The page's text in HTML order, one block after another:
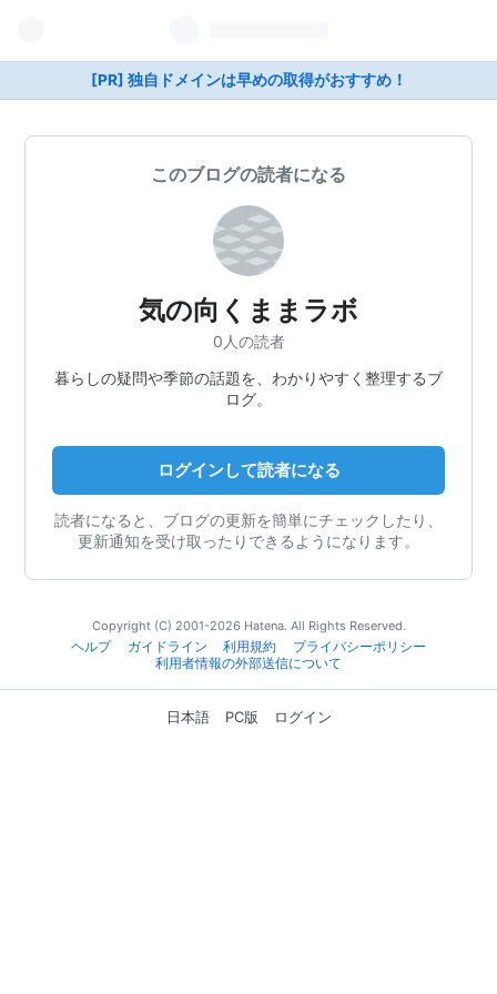
[PR] 独自ドメインは早めの取得がおすすめ！
このブログの読者になる
気の向くままラボ
0人の読者
暮らしの疑問や季節の話題を、わかりやすく整理するブ
ログ。
ログインして読者になる
読者になると、ブログの更新を簡単にチェックしたり、
更新通知を受け取ったりできるようになります。
Copyright (C) 2001-2026 Hatena. All Rights Reserved.
ヘルプ
ガイドライン 利用規約
プライバシーポリシー
利用者情報の外部送信について
日本語 PC版 ログイン